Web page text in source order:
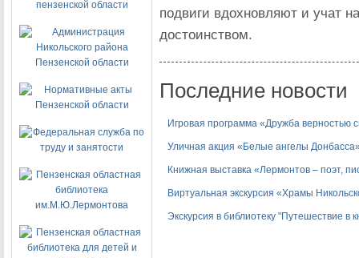
подвиги вдохновляют и учат
достоинством.
Последние новости
Игровая программа «Дружба верностью
Уличная акция «Белые ангелы
Книжная выставка «Лермонтов – поэт,
Виртуальная экскурсия «Храмы
Экскурсия в библиотеку "Путешествие в